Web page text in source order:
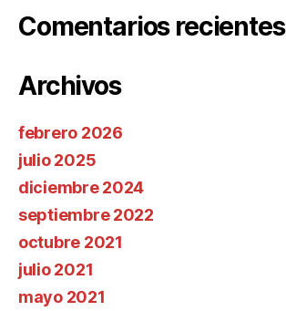
Comentarios recientes
Archivos
febrero 2026
julio 2025
diciembre 2024
septiembre 2022
octubre 2021
julio 2021
mayo 2021